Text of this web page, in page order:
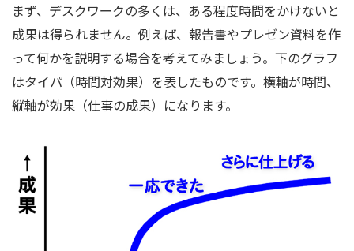
まず、デスクワークの多くは、ある程度時間をかけないと
成果は得られません。例えば、報告書やプレゼン資料を作
って何かを説明する場合を考えてみましょう。下のグラフ
はタイパ（時間対効果）を表したものです。横軸が時間、
縦軸が効果（仕事の成果）になります。